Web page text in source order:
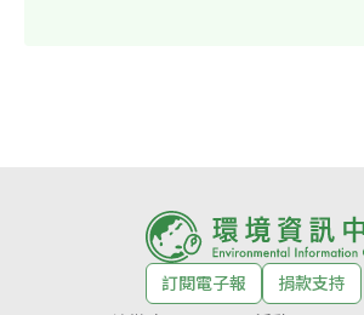
訂閱電子報
捐款支持